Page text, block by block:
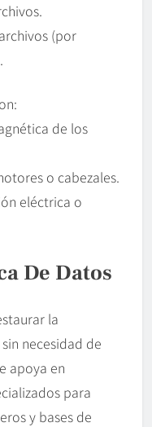
(por
de los
o cabezales.
eléctrica o
De Datos
la
necesidad de
apoya en
para
y bases de